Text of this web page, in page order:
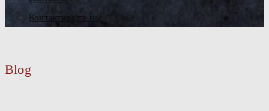
Контактирајте нас
Blog